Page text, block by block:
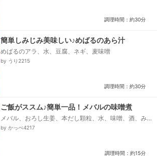
調理時間：約30分
簡単しみじみ美味しい♪めばるのあら汁
めばるのアラ、水、豆腐、ネギ、麦味噌
by うり2215
調理時間：約30分
ご飯がススム♪簡単一品！メバルの味噌煮
メバル、おろし生姜、本だし顆粒、水、味噌、酒、み
りん、醤油
by かっぺ4217
調理時間：約15分